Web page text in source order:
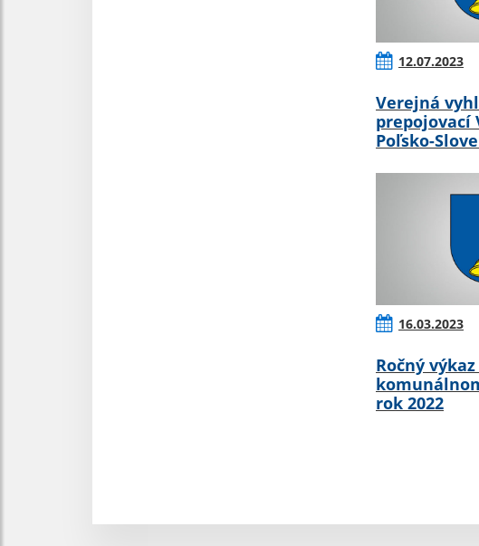
12.07.2023
Verejná
prepojovací
Poľsko-
16.03.2023
Ročný
rok 2022